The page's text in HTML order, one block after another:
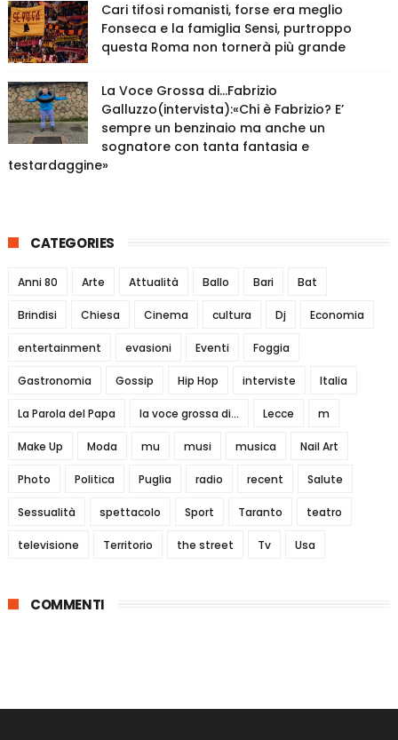
Cari tifosi romanisti, forse era meglio
Fonseca e la famiglia Sensi, purtroppo
questa Roma non tornerà più grande
La Voce Grossa di…Fabrizio
Galluzzo(intervista):«Chi è Fabrizio? E’
sempre un benzinaio ma anche un
sognatore con tanta fantasia e
testardaggine»
CATEGORIES
Anni 80 Arte Attualità Ballo Bari Bat
Brindisi Chiesa Cinema cultura Dj Economia
entertainment evasioni Eventi Foggia
Gastronomia Gossip Hip Hop interviste Italia
La Parola del Papa la voce grossa di... Lecce m
Make Up Moda mu musi musica Nail Art
Photo Politica Puglia radio recent Salute
Sessualità spettacolo Sport Taranto teatro
televisione Territorio the street Tv Usa
COMMENTI